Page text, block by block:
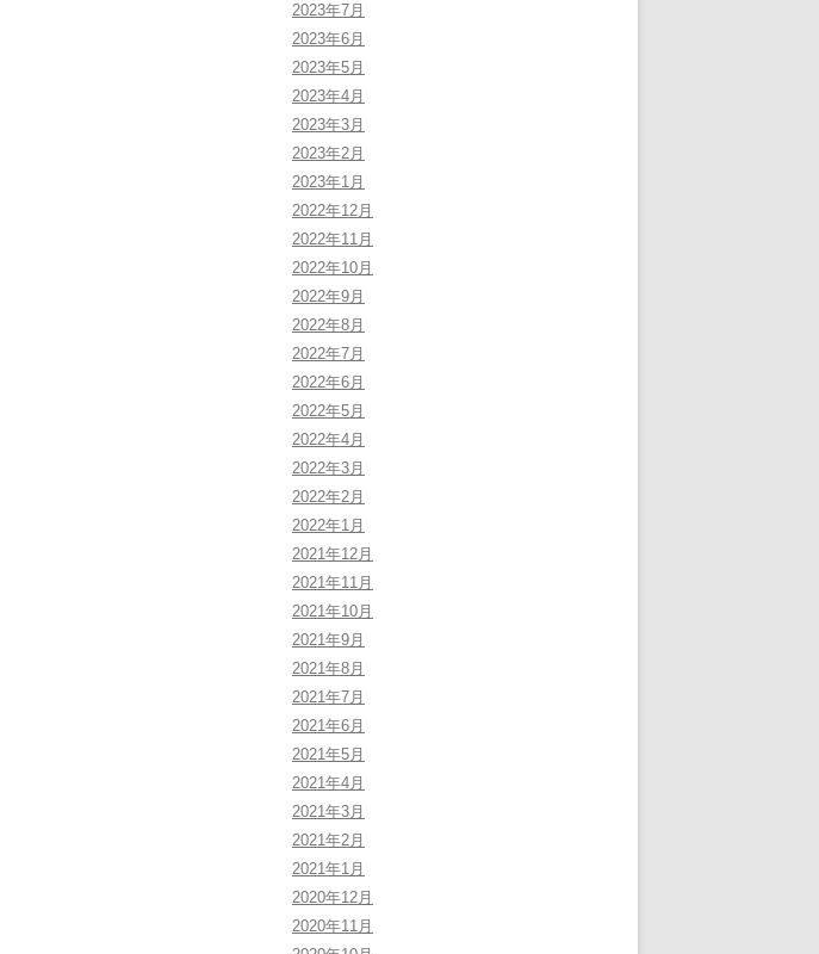
2023年7月
2023年6月
2023年5月
2023年4月
2023年3月
2023年2月
2023年1月
2022年12月
2022年11月
2022年10月
2022年9月
2022年8月
2022年7月
2022年6月
2022年5月
2022年4月
2022年3月
2022年2月
2022年1月
2021年12月
2021年11月
2021年10月
2021年9月
2021年8月
2021年7月
2021年6月
2021年5月
2021年4月
2021年3月
2021年2月
2021年1月
2020年12月
2020年11月